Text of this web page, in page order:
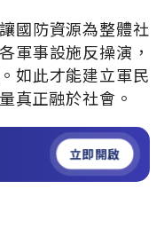
國防資源為整體社
軍事設施反操演，
如此才能建立軍民
真正融於社會。
立即開啟